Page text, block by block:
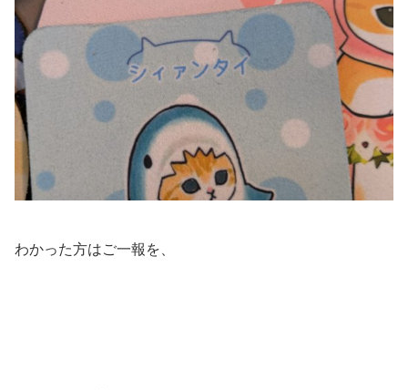
わかった方はご一報を、